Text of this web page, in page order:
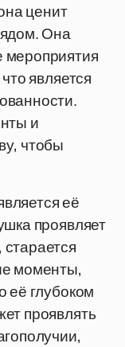
ценит
Она
мероприятия
является
и
чтобы
её
проявляет
моменты,
её глубоком
проявлять